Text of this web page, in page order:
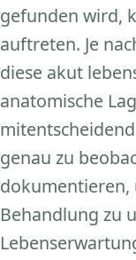
gefunden wird,
auftreten. Je
diese akut
anatomische
genau zu
dokumentieren,
Behandlung zu